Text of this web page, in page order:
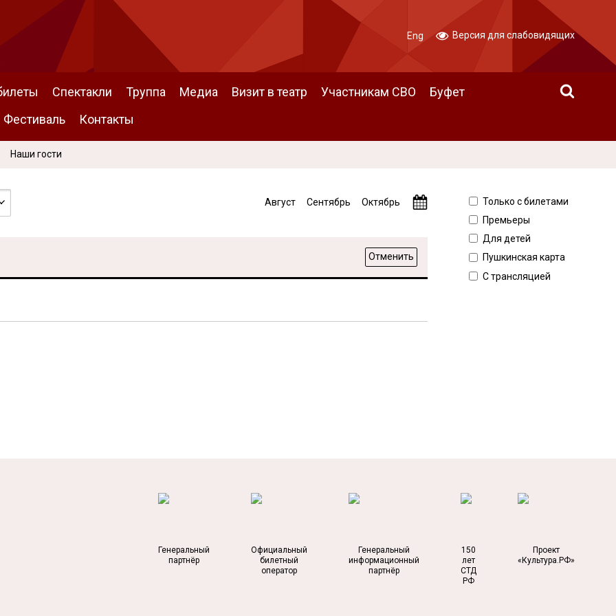
Спектакли Труппа Медиа Визит в театр Участникам СВО
Буфет
Фестиваль
Контакты
Eng Версия для слабовидящих
Наши гости
Август Сентябрь Октябрь
Отменить
Только с билетами
Премьеры
Для детей
Пушкинская карта
С трансляцией
Генеральный
партнёр
Официальный
билетный
оператор
Генеральный
информационный
партнёр
150
лет
СТД
РФ
Проект
«Культура.РФ»